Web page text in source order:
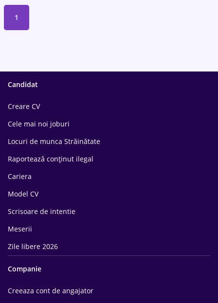
1
Candidat
Creare CV
Cele mai noi joburi
Locuri de munca Străinătate
Raportează conținut ilegal
Cariera
Model CV
Scrisoare de intentie
Meserii
Zile libere 2026
Companie
Creeaza cont de angajator